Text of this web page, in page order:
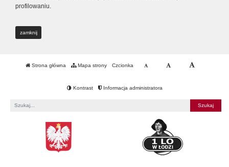
profilowaniu.
zamknij
Strona główna Mapa strony Czcionka
Kontrast Informacja administratora